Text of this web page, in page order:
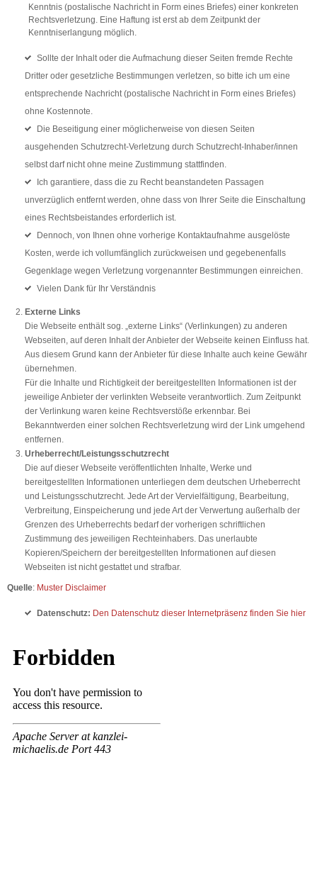
Kenntnis (postalische Nachricht in Form eines Briefes) einer konkreten
Rechtsverletzung. Eine Haftung ist erst ab dem Zeitpunkt der
Kenntniserlangung möglich.
Sollte der Inhalt oder die Aufmachung dieser Seiten fremde Rechte
Dritter oder gesetzliche Bestimmungen verletzen, so bitte ich um eine
entsprechende Nachricht (postalische Nachricht in Form eines Briefes)
ohne Kostennote.
Die Beseitigung einer möglicherweise von diesen Seiten
ausgehenden Schutzrecht-Verletzung durch Schutzrecht-Inhaber/innen
selbst darf nicht ohne meine Zustimmung stattfinden.
Ich garantiere, dass die zu Recht beanstandeten Passagen
unverzüglich entfernt werden, ohne dass von Ihrer Seite die Einschaltung
eines Rechtsbeistandes erforderlich ist.
Dennoch, von Ihnen ohne vorherige Kontaktaufnahme ausgelöste
Kosten, werde ich vollumfänglich zurückweisen und gegebenenfalls
Gegenklage wegen Verletzung vorgenannter Bestimmungen einreichen.
Vielen Dank für Ihr Verständnis
Externe Links
Die Webseite enthält sog. „externe Links“ (Verlinkungen) zu anderen
Webseiten, auf deren Inhalt der Anbieter der Webseite keinen Einfluss hat.
Aus diesem Grund kann der Anbieter für diese Inhalte auch keine Gewähr
übernehmen.
Für die Inhalte und Richtigkeit der bereitgestellten Informationen ist der
jeweilige Anbieter der verlinkten Webseite verantwortlich. Zum Zeitpunkt
der Verlinkung waren keine Rechtsverstöße erkennbar. Bei
Bekanntwerden einer solchen Rechtsverletzung wird der Link umgehend
entfernen.
Urheberrecht/Leistungsschutzrecht
Die auf dieser Webseite veröffentlichten Inhalte, Werke und
bereitgestellten Informationen unterliegen dem deutschen Urheberrecht
und Leistungsschutzrecht. Jede Art der Vervielfältigung, Bearbeitung,
Verbreitung, Einspeicherung und jede Art der Verwertung außerhalb der
Grenzen des Urheberrechts bedarf der vorherigen schriftlichen
Zustimmung des jeweiligen Rechteinhabers. Das unerlaubte
Kopieren/Speichern der bereitgestellten Informationen auf diesen
Webseiten ist nicht gestattet und strafbar.
Quelle: Muster Disclaimer
Datenschutz: Den Datenschutz dieser Internetpräsenz finden Sie hier